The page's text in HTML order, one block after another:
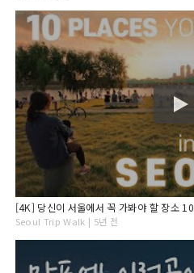
[4K] 당신이 서울에서 꼭 가봐야 할 장소 10
Seoul Trip Walk | 5년 전